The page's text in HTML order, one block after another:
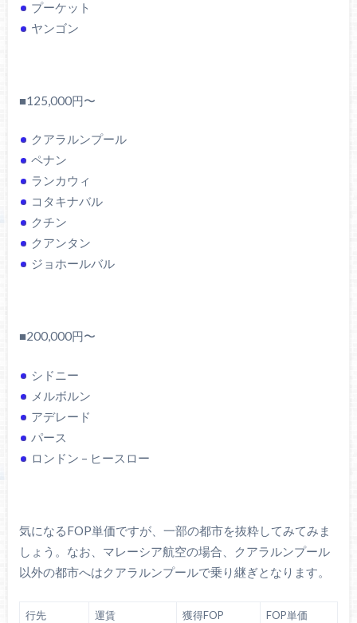
プーケット
ヤンゴン
■125,000円〜
クアラルンプール
ペナン
ランカウィ
コタキナバル
クチン
クアンタン
ジョホールバル
■200,000円〜
シドニー
メルボルン
アデレード
パース
ロンドン – ヒースロー
気になるFOP単価ですが、一部の都市を抜粋してみてみま
しょう。なお、マレーシア航空の場合、クアラルンプール
以外の都市へはクアラルンプールで乗り継ぎとなります。
行先 運賃 獲得FOP FOP単価